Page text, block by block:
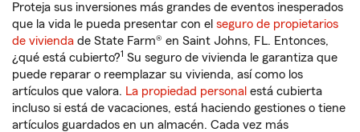
Proteja sus inversiones más grandes de eventos inesperados
que la vida le pueda presentar con el seguro de propietarios
de vivienda de State Farm® en Saint Johns, FL. Entonces,
¿qué está cubierto?1 Su seguro de vivienda le garantiza que
puede reparar o reemplazar su vivienda, así como los
artículos que valora. La propiedad personal está cubierta
incluso si está de vacaciones, está haciendo gestiones o tiene
artículos guardados en un almacén. Cada vez más